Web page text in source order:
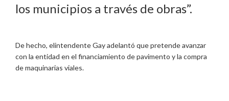
los municipios a través de obras”.
De hecho, elintendente Gay adelantó que pretende avanzar
con la entidad en el financiamiento de pavimento y la compra
de maquinarias viales.